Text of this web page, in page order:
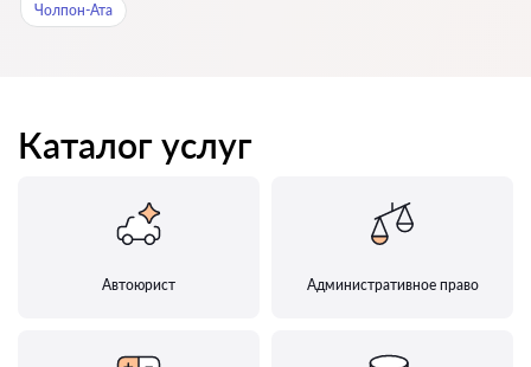
Чолпон-Ата
Каталог услуг
Автоюрист Административное право